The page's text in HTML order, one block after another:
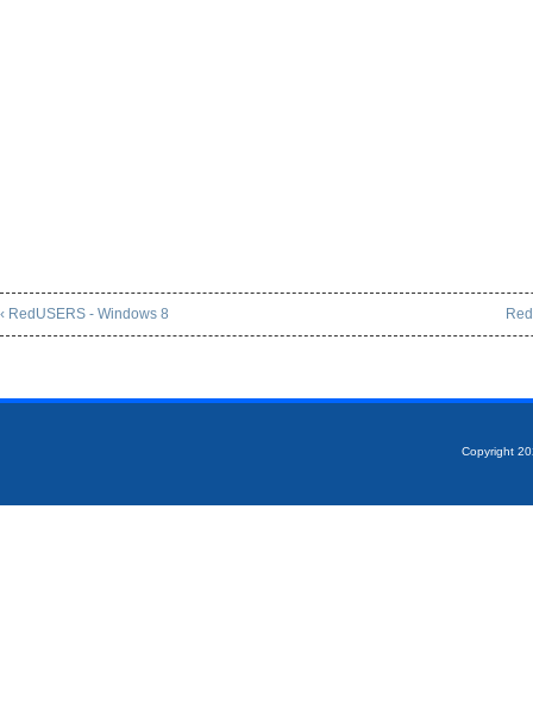
‹ RedUSERS - Windows 8
Copyright